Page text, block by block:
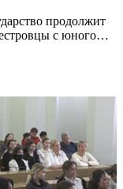
продолжит
с юного